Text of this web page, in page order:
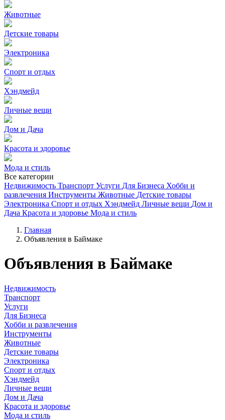
Животные
Детские товары
Электроника
Спорт и отдых
Хэндмейд
Личные вещи
Дом и Дача
Красота и здоровье
Мода и стиль
Все категории
Недвижимость Транспорт Услуги Для Бизнеса Хобби и
развлечения Инструменты Животные Детские товары
Электроника Спорт и отдых Хэндмейд Личные вещи Дом и
Дача Красота и здоровье Мода и стиль
Главная
Объявления в Баймаке
Объявления в Баймаке
Недвижимость
Транспорт
Услуги
Для Бизнеса
Хобби и развлечения
Инструменты
Животные
Детские товары
Электроника
Спорт и отдых
Хэндмейд
Личные вещи
Дом и Дача
Красота и здоровье
Мода и стиль